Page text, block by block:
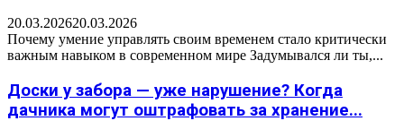
20.03.202620.03.2026
Почему умение управлять своим временем стало критически
важным навыком в современном мире Задумывался ли ты,...
Доски у забора — уже нарушение? Когда
дачника могут оштрафовать за хранение...